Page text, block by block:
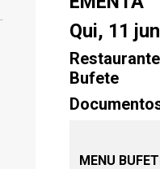
Qui, 11
Bufete
MENU